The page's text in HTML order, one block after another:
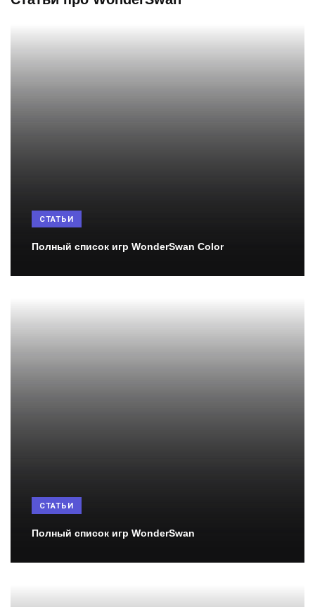
СТАТЬИ
Полный список игр WonderSwan Color
СТАТЬИ
Полный список игр WonderSwan